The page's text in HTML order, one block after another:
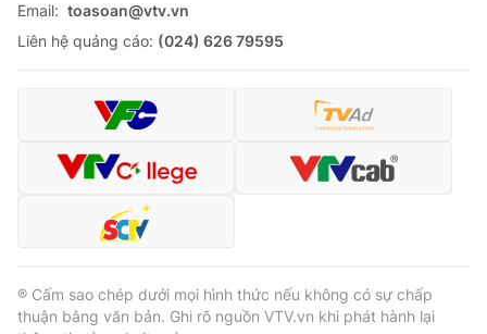
Emagazine Podcast
Video Shorts video
VTV Money
VTV Sức khoẻ Bất động sản
Email: toasoan@vtv.vn
Liên hệ quảng cáo: (024) 626 79595
® Cấm sao chép dưới mọi hình thức nếu không có sự chấp
thuận bằng văn bản. Ghi rõ nguồn VTV.vn khi phát hành lại